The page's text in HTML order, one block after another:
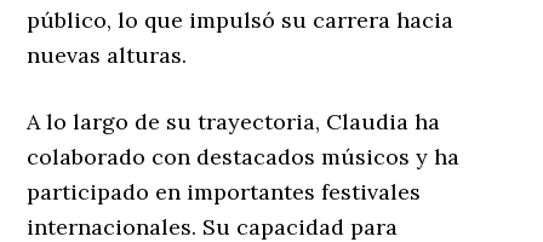
público, lo que impulsó su carrera hacia
nuevas alturas.
A lo largo de su trayectoria, Claudia ha
colaborado con destacados músicos y ha
participado en importantes festivales
internacionales. Su capacidad para